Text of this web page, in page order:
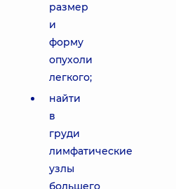
размер
и
форму
опухоли
легкого;
найти
в
груди
лимфатические
узлы
большего